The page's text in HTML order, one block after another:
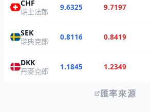
CHF
瑞士法郎
9.6325 9.7197
SEK
瑞典克郎
0.8116 0.8419
DKK
丹麥克郎
1.1845 1.2349
匯率來源